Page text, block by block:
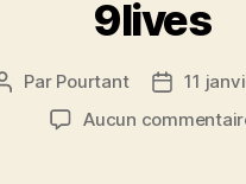
9lives
Auteur
l’article
Par Pourtant
Date
11
Aucun